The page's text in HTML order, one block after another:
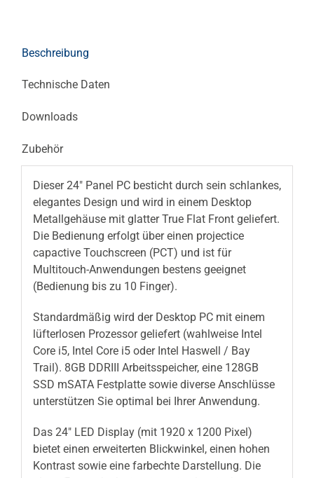
Beschreibung
Technische Daten
Downloads
Zubehör
Dieser 24″ Panel PCbesticht durch sein schlankes,
elegantes Design und wird in einem Desktop
Metallgehäuse mit glatter True Flat Front geliefert.
Die Bedienung erfolgt über einen projectice
capactive Touchscreen (PCT) und ist für
Multitouch-Anwendungen bestens geeignet
(Bedienung bis zu 10 Finger).
Standardmäßig wird der Desktop PC mit einem
lüfterlosen Prozessor geliefert (wahlweise Intel
Core i5, Intel Core i5 oder Intel Haswell / Bay
Trail). 8GB DDRIII Arbeitsspeicher, eine 128GB
SSD mSATA Festplatte sowie diverse Anschlüsse
unterstützen Sie optimal bei Ihrer Anwendung.
Das 24″ LED Display (mit 1920 x 1200 Pixel)
bietet einen erweiterten Blickwinkel, einen hohen
Kontrast sowie eine farbechte Darstellung. Die